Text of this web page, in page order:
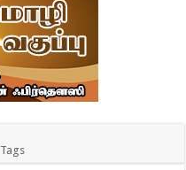
Tags